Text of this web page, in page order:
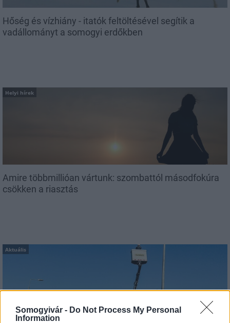
Somogyivár - Do Not Process My Personal
Information
Hőség és vízhiány - itatók feltöltésével segítik a
vadállományt a somogyi erdőkben
Helyi hírek
Amire többmillióan vártunk: szombattól másodfokúra
csökken a riasztás
Aktuális